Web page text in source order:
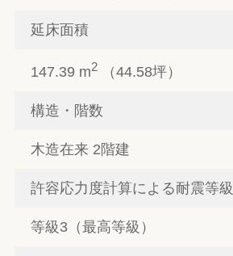
延床面積
147.39 m2（44.58坪）
構造・階数
木造在来 2階建
許容応力度計算による耐震等級
等級3（最高等級）